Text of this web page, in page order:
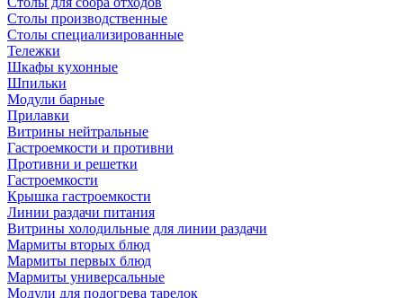
Столы производственные
Столы специализированные
Тележки
Шкафы кухонные
Шпильки
Модули барные
Прилавки
Витрины нейтральные
Гастроемкости и противни
Противни и решетки
Гастроемкости
Крышка гастроемкости
Линии раздачи питания
Витрины холодильные для линии раздачи
Мармиты вторых блюд
Мармиты первых блюд
Мармиты универсальные
Модули для подогрева тарелок